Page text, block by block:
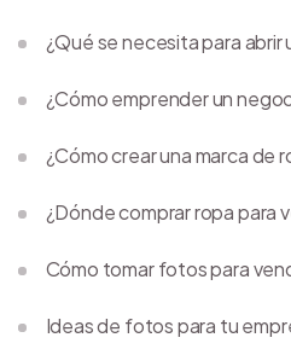
¿Qué se necesita para abrir
¿Cómo emprender un
¿Cómo crear una marca de
¿Dónde comprar ropa para
Cómo tomar fotos para
Ideas de fotos para tu